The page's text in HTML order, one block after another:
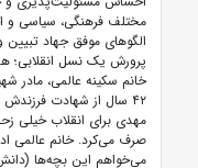
مختلف فرهنگی، سیاسی و
الگوهای موفق جهاد
پرورش یک نسل انقلابی؛
۴۲ سال از شهادت
مهدی برای انقلاب خیلی
صرف می‌کرد. خانم عالمی
می‌خواهم این بچه‌ها